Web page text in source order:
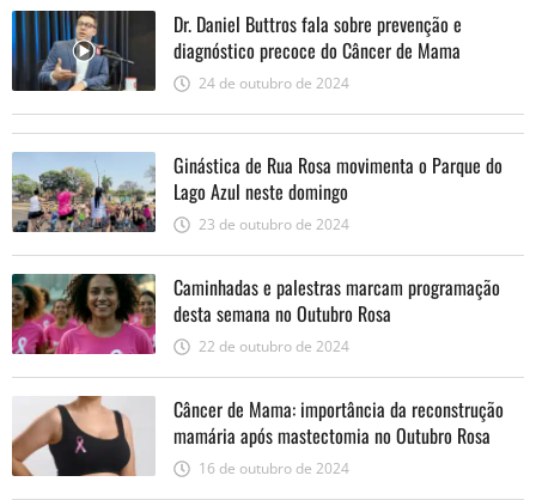
Dr. Daniel Buttros fala sobre prevenção e
diagnóstico precoce do Câncer de Mama
24 de outubro de 2024
Ginástica de Rua Rosa movimenta o Parque do
Lago Azul neste domingo
23 de outubro de 2024
Caminhadas e palestras marcam programação
desta semana no Outubro Rosa
22 de outubro de 2024
Câncer de Mama: importância da reconstrução
mamária após mastectomia no Outubro Rosa
16 de outubro de 2024